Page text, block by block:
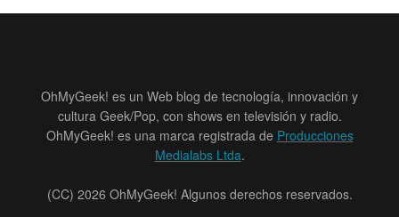
OhMyGeek! es un Web blog de tecnología, innovación y
cultura Geek/Pop, con shows en televisión y radio.
OhMyGeek! es una marca registrada de Producciones
Medialabs Ltda.
(CC) 2026 OhMyGeek! Algunos derechos reservados.